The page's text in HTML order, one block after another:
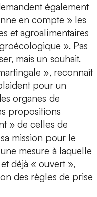
également
en compte » les
et agroalimentaires
». Pas
mais un souhait.
», reconnaît
pour un
organes de
propositions
» de celles de
mission pour le
mesure à laquelle
déjà « ouvert »,
des règles de prise